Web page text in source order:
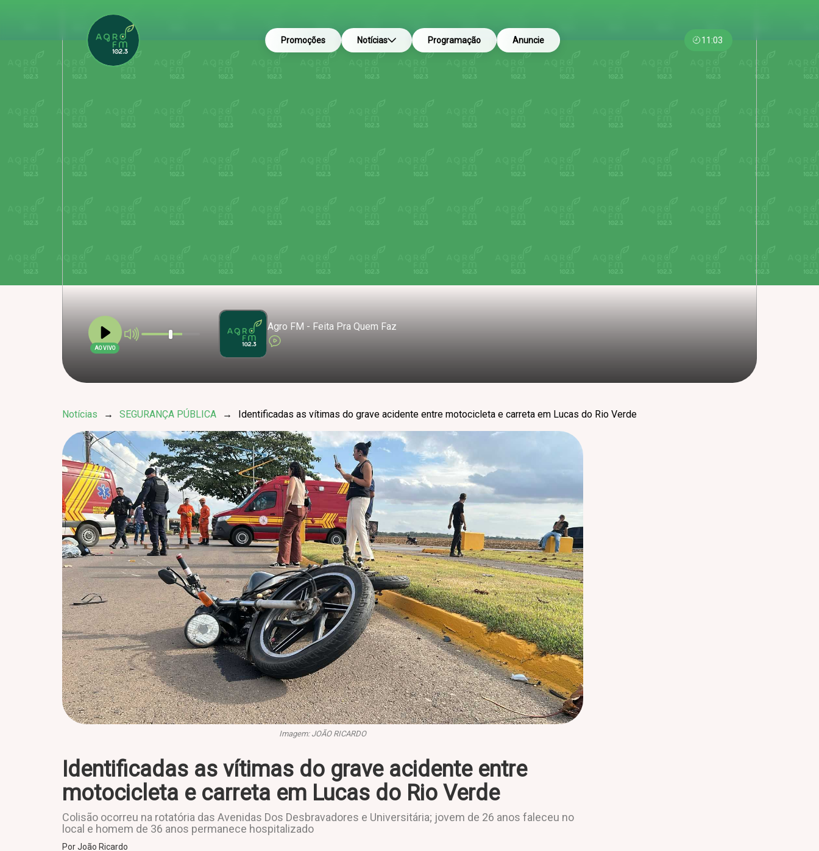
Promoções Notícias Programação Anuncie 11:03
AO VIVO
Agro FM - Feita Pra Quem Faz
Notícias → SEGURANÇA PÚBLICA → Identificadas as vítimas do grave acidente entre motocicleta e carreta em Lucas do Rio Verde
Imagem: JOÃO RICARDO
Identificadas as vítimas do grave acidente entre
motocicleta e carreta em Lucas do Rio Verde
Colisão ocorreu na rotatória das Avenidas Dos Desbravadores e Universitária; jovem de 26 anos faleceu no
local e homem de 36 anos permanece hospitalizado
Por João Ricardo